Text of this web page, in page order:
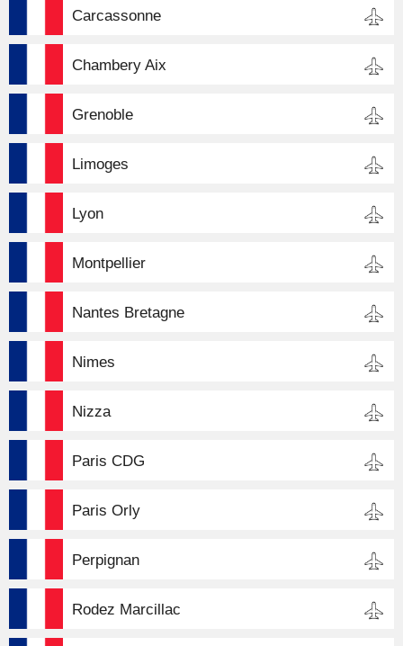
Carcassonne
Chambery Aix
Grenoble
Limoges
Lyon
Montpellier
Nantes Bretagne
Nimes
Nizza
Paris CDG
Paris Orly
Perpignan
Rodez Marcillac